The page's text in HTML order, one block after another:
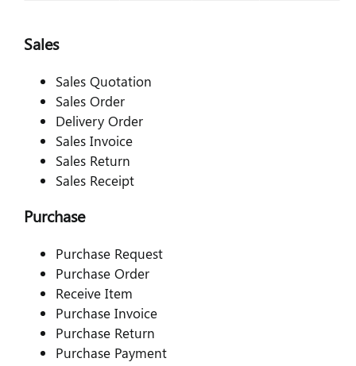
Sales
Sales Quotation
Sales Order
Delivery Order
Sales Invoice
Sales Return
Sales Receipt
Purchase
Purchase Request
Purchase Order
Receive Item
Purchase Invoice
Purchase Return
Purchase Payment